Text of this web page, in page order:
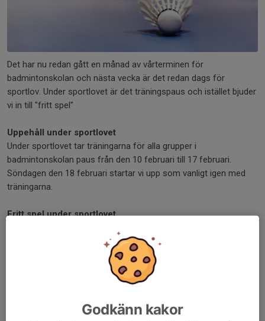
Det har nu redan gått en månad av vårterminen för
badmintonskolan och nästa vecka är det redan dags för
sportlov. Under sportlovet är det träningspaus och istället bjuder
vi in till "fritt spel"
Uppehåll under sportlovet
Under sportlovet tar träningarna för alla grupper i
badmintonskolan paus från den 10 februari till 17 februari.
Söndagen den 18 februari startar vi upp som vanligt igen med
träningarna.
Fritt spel under sportlovet
och spela för kul eller kanske en match mot andra som är på
plats. Det går bra att ta med en kompis eller ett syskon som
kanske vill testa på badminton. Kom när det passar och stanna
Torsdag 15 februari kl. 17.00 – 19.00
Godkänn kakor